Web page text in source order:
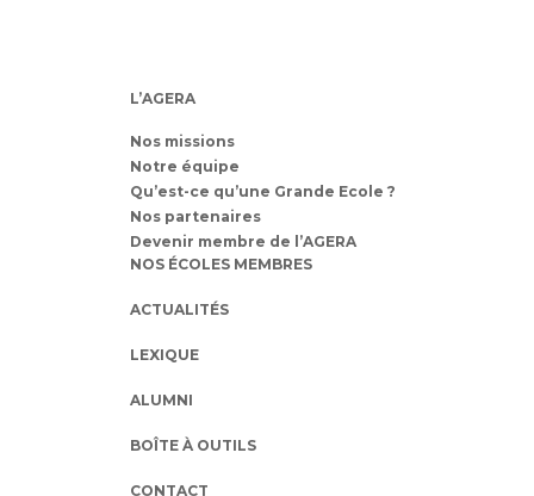
L’AGERA
Nos missions
Notre équipe
Qu’est-ce qu’une Grande Ecole ?
Nos partenaires
Devenir membre de l’AGERA
NOS ÉCOLES MEMBRES
ACTUALITÉS
LEXIQUE
ALUMNI
BOÎTE À OUTILS
CONTACT